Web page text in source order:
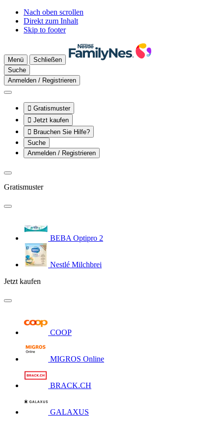
Nach oben scrollen
Direkt zum Inhalt
Skip to footer
Menü
Schließen
Suche
Anmelden / Registrieren
 Gratismuster
 Jetzt kaufen
 Brauchen Sie Hilfe?
Suche
Anmelden / Registrieren
Gratismuster
BEBA Optipro 2
Nestlé Milchbrei
Jetzt kaufen
COOP
MIGROS Online
BRACK.CH
GALAXUS